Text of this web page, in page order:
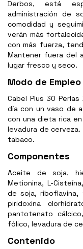
Derbos, está
administración de
comodidad y
verán más
con más fuerza,
Mantener fuera del
lugar fresco y seco.
Modo de Empleo
Cabel Plus 30
día con un vaso de
con una dieta rica
levadura de
tabaco.
Componentes
Aceite de soja,
Metionina, L-
de soja, riboflavina,
piridoxina
pantotenato
fólico, levadura de
Contenido